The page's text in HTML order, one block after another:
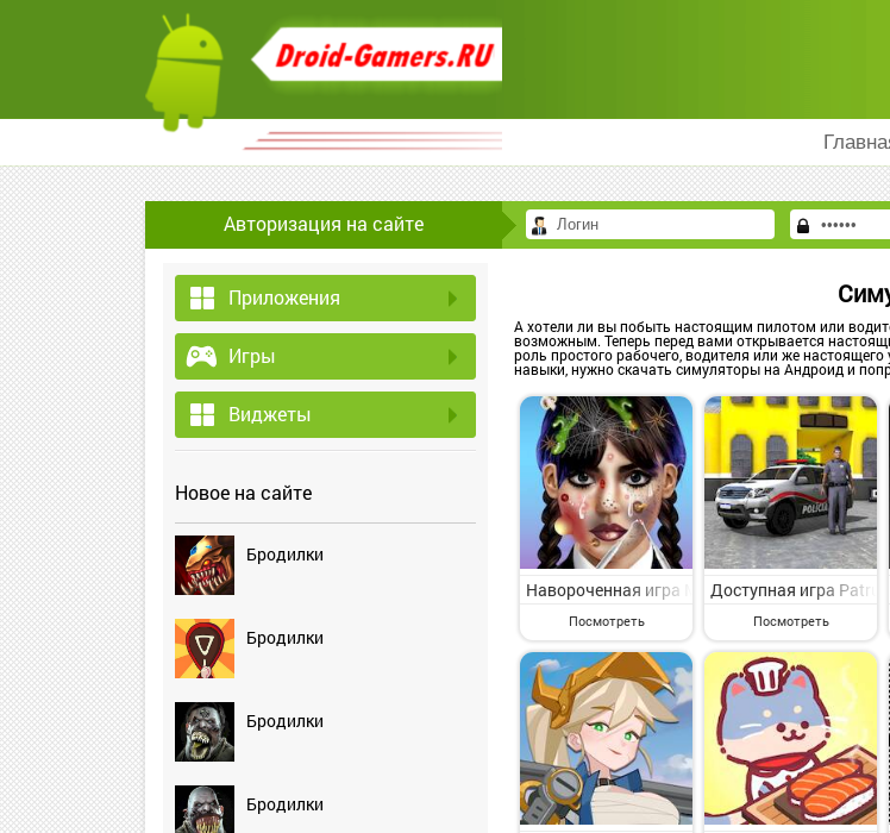
Авторизация на сайте
Приложения
Игры
Виджеты
Новое на сайте
Бродилки
Бродилки
Бродилки
Бродилки
А хотели ли вы побыть настоящим пилотом или
возможным. Теперь перед вами открывается
роль простого рабочего, водителя или же
навыки, нужно скачать симуляторы на Андроид и
Навороченная игра Makeup Games& Игры
Посмотреть
Доступная игра
Посмотреть